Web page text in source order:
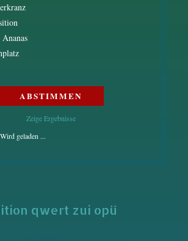
Zeige Ergebnisse
Wird geladen ...
qwert zui opü